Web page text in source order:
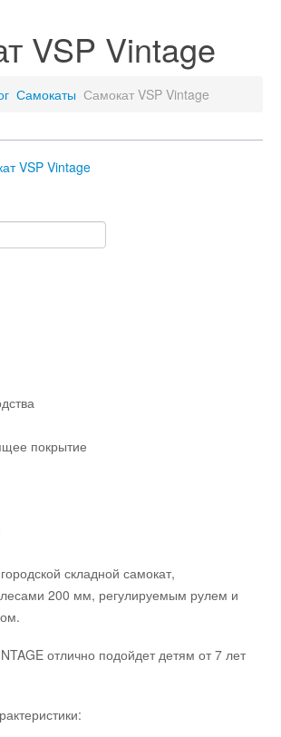
VSP Vintage
Самокаты Самокат VSP Vintage
покрытие
складной самокат,
200 мм, регулируемым рулем и
отлично подойдет детям от 7 лет